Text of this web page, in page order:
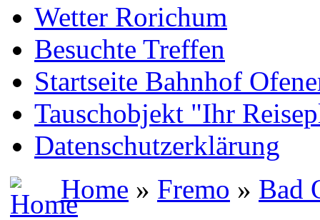
Wetter Rorichum
Besuchte Treffen
Startseite Bahnhof
Tauschobjekt "Ihr
Datenschutzerklärung
Home » Fremo » Bad